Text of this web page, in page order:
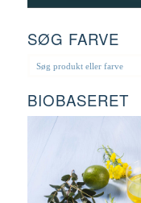
SØG FARVE
BIOBASERET